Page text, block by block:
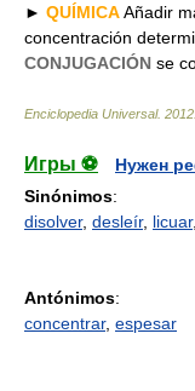
► QUÍMICAAñadir
concentración
CONJUGACIÓN se
Enciclopedia Universal. 2012
Игры ⚽
Нужен
Sinónimos:
disolver, desleír, licuar,
Antónimos:
concentrar, espesar